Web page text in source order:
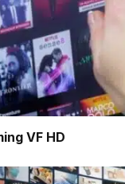
VF HD